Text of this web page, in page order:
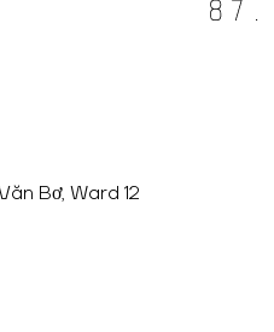
Bơ, Ward 12